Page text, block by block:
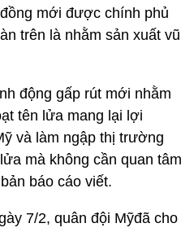
mới được chính phủ
trên là nhằm sản xuất vũ
động gấp rút mới nhằm
tên lửa mang lại lợi
và làm ngập thị trường
mà không cần quan tâm
báo cáo viết.
7/2, quân đội Mỹđã cho